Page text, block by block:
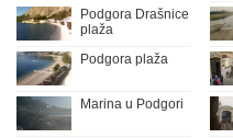
Podgora Drašnice
plaža
Podgora plaža
Marina u Podgori